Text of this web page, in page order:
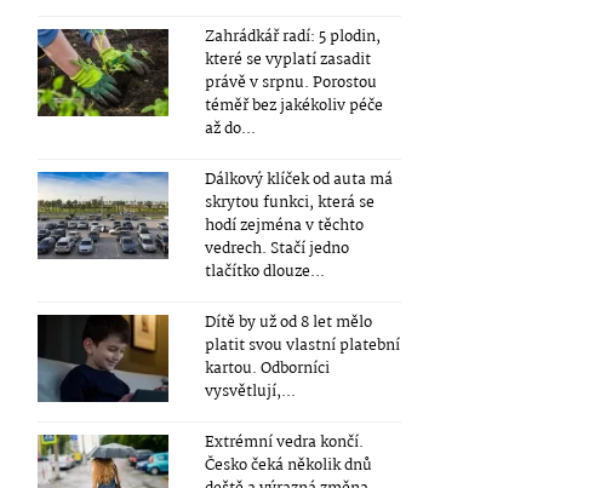
Zahrádkář radí: 5 plodin,
které se vyplatí zasadit
právě v srpnu. Porostou
téměř bez jakékoliv péče
až do...
Dálkový klíček od auta má
skrytou funkci, která se
hodí zejména v těchto
vedrech. Stačí jedno
tlačítko dlouze...
Dítě by už od 8 let mělo
platit svou vlastní platební
kartou. Odborníci
vysvětlují,...
Extrémní vedra končí.
Česko čeká několik dnů